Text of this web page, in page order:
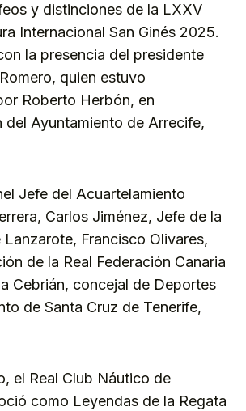
y distinciones de la LXXV
Internacional San Ginés 2025.
la presencia del presidente
quien estuvo
Roberto Herbón, en
del Ayuntamiento de Arrecife,
Jefe del Acuartelamiento
Carlos Jiménez, Jefe de la
Lanzarote, Francisco Olivares,
de la Real Federación Canaria
Cebrián, concejal de Deportes
de Santa Cruz de Tenerife,
el Real Club Náutico de
como Leyendas de la Regata